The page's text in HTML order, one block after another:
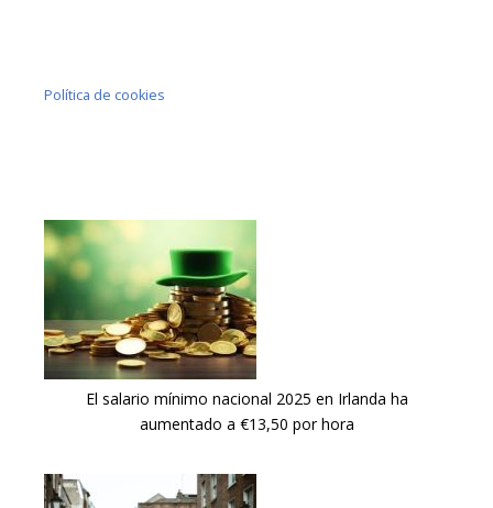
Política de cookies
El salario mínimo nacional 2025 en Irlanda ha
aumentado a €13,50 por hora